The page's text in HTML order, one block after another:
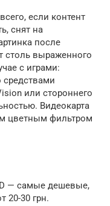
если контент
снят на
после
столь выраженного
с играми:
средствами
или стороннего
Видеокарта
цветным фильтром
— самые дешевые,
20-30 грн.